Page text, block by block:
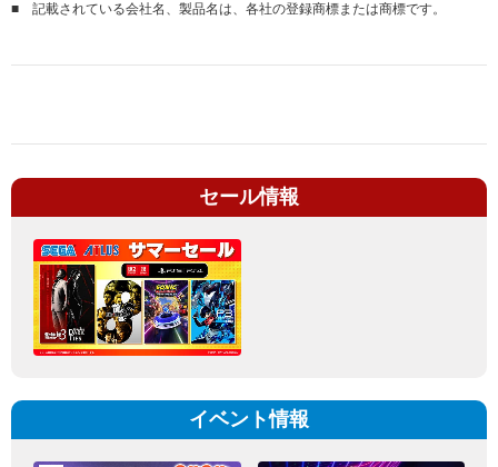
■ 記載されている会社名、製品名は、各社の登録商標または商標です。
セール情報
イベント情報